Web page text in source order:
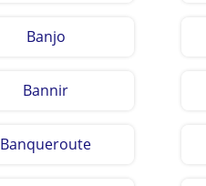
Banjo
Bannir
Banqueroute